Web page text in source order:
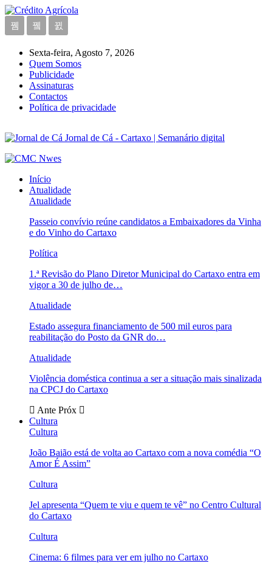
Sexta-feira, Agosto 7, 2026
Quem Somos
Publicidade
Assinaturas
Contactos
Política de privacidade
Jornal de Cá - Cartaxo | Semanário digital
Início
Atualidade
Atualidade
Passeio convívio reúne candidatos a Embaixadores da Vinha
e do Vinho do Cartaxo
Política
1.ª Revisão do Plano Diretor Municipal do Cartaxo entra em
vigor a 30 de julho de…
Atualidade
Estado assegura financiamento de 500 mil euros para
reabilitação do Posto da GNR do…
Atualidade
Violência doméstica continua a ser a situação mais sinalizada
na CPCJ do Cartaxo
Ante Próx
Cultura
Cultura
João Baião está de volta ao Cartaxo com a nova comédia “O
Amor É Assim”
Cultura
Jel apresenta “Quem te viu e quem te vê” no Centro Cultural
do Cartaxo
Cultura
Cinema: 6 filmes para ver em julho no Cartaxo